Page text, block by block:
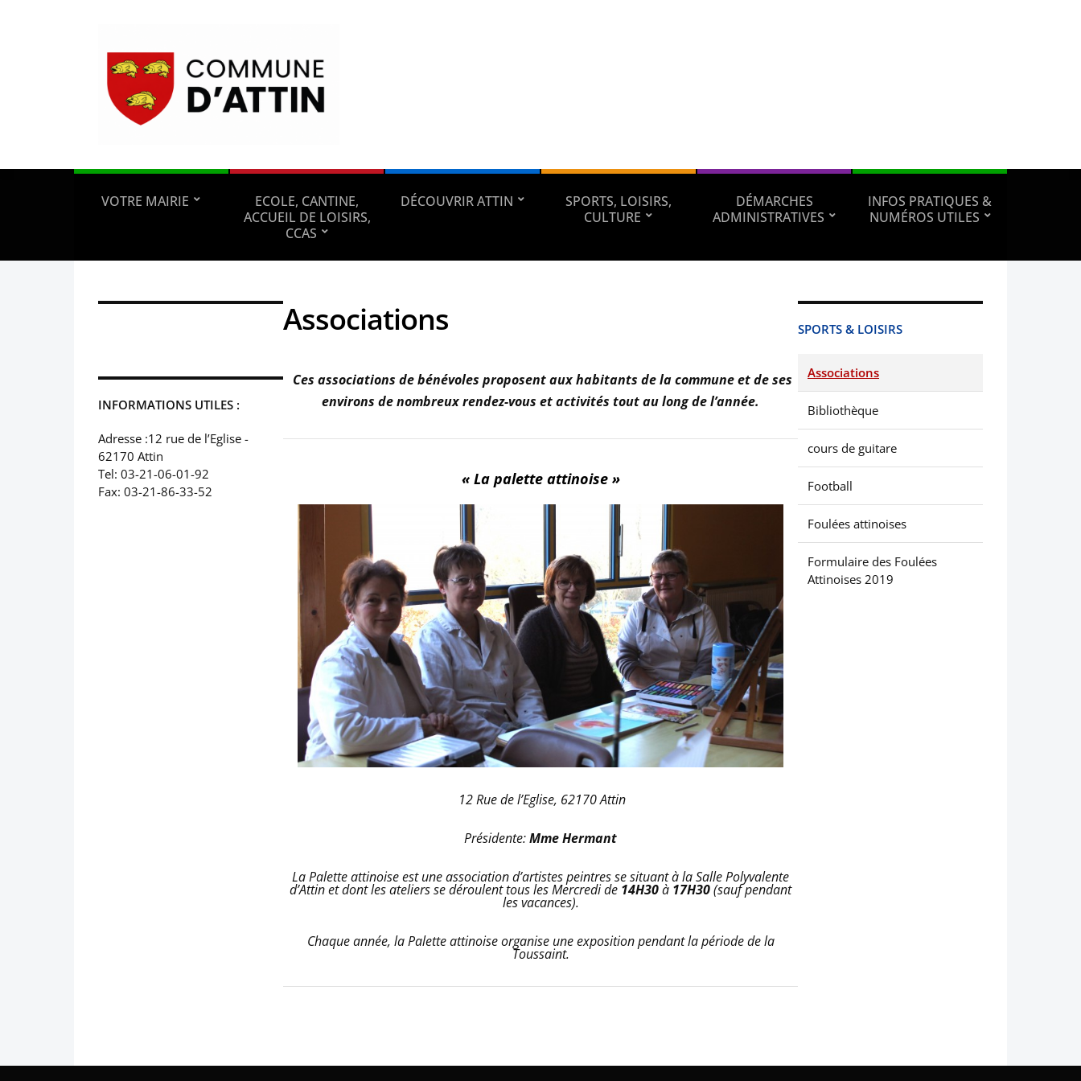
VOTRE MAIRIE
ECOLE, CANTINE,
ACCUEIL DE LOISIRS,
CCAS
DÉCOUVRIR ATTIN
SPORTS, LOISIRS,
CULTURE
DÉMARCHES
ADMINISTRATIVES
INFOS PRATIQUES &
NUMÉROS UTILES
INFORMATIONS UTILES :
Adresse :12 rue de l’Eglise -
62170 Attin
Tel: 03-21-06-01-92
Fax: 03-21-86-33-52
Associations
Ces associations de bénévoles proposent aux habitants de la commune et de ses
environs de nombreux rendez-vous et activités tout au long de l’année.
« La palette attinoise »
12 Rue de l’Eglise, 62170 Attin
Présidente:Mme Hermant
La Palette attinoise est une association d’artistes peintres se situant à la Salle Polyvalente
d’Attin et dont les ateliers se déroulent tous les Mercredi de 14H30à 17H30(sauf pendant
les vacances).
Chaque année, la Palette attinoise organise une exposition pendant la période de la
Toussaint.
SPORTS & LOISIRS
Associations
Bibliothèque
cours de guitare
Football
Foulées attinoises
Formulaire des Foulées
Attinoises 2019